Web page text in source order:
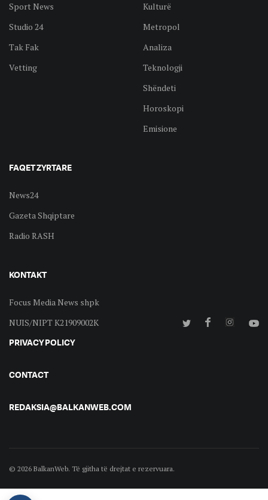
Sport News
Studio 24
Tak Fak
Vetting
Kulturë
Metropol
Analiza
Teknologji
Shëndeti
Horoskopi
Emisione
FAQET ZYRTARE
News24
Gazeta Shqiptare
Radio RASH
KONTAKT
Focus Media News shpk
NUIS/NIPT K21909002K
PRIVACY POLICY
CONTACT
REDAKSIA@BALKANWEB.COM
© 2026 BalkanWeb. Të gjitha të drejtat e rezervuara.